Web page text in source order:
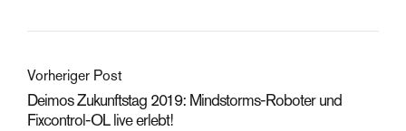
Vorheriger Post
Deimos Zukunftstag 2019: Mindstorms-Roboter und
Fixcontrol-OL live erlebt!